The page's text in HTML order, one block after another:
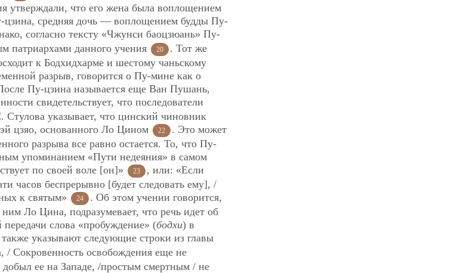
утверждали, что его жена была воплощением
средняя дочь — воплощением будды Пу-
согласно тексту «Чжунси баоцзюань» Пу-
патриархами данного учения
20
. Тот же
к Бодхидхарме и шестому чаньскому
разрыв, говорится о Пу-мине как о
Пу-цзина называется еще Ван Пушань,
свидетельствует, что последователи
Стулова указывает, что цинский чиновник
цзяо, основанного Ло Цином
22
. Это может
разрыва все равно остается. То, что Пу-
упоминанием «Пути недеяния» в самом
по своей воле [он]»
23
, или: «Если
часов беспрерывно [будет следовать ему], /
к святым»
24
. Об этом учении говорится,
Ло Цина, подразумевает, что речь идет об
слова «пробуждение» (бодхи) в
указывают следующие строки из главы
/ Сокровенность освобождения еще не
добыл ее на Западе, /простым смертным / не